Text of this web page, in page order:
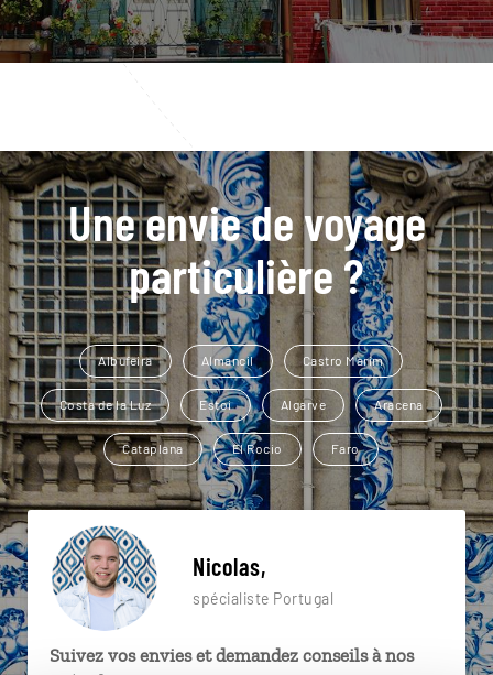
Une envie de voyage
particulière ?
Albufeira Almancil Castro Marim
Costa de la Luz Estoi Algarve Aracena
Cataplana El Rocio Faro
Nicolas,
spécialiste Portugal
Suivez vos envies et demandez conseils à nos